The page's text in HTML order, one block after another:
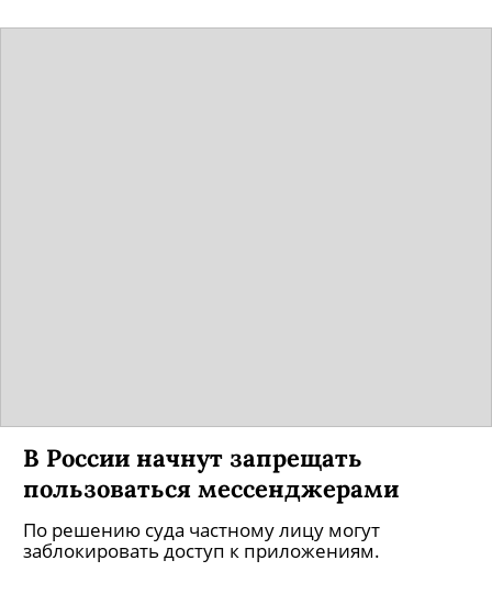
В России начнут запрещать
пользоваться мессенджерами
По решению суда частному лицу могут
заблокировать доступ к приложениям.